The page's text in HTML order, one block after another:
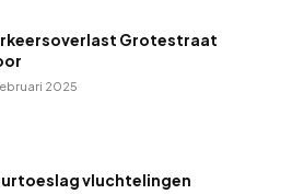
Grotestraat
2025
vluchtelingen